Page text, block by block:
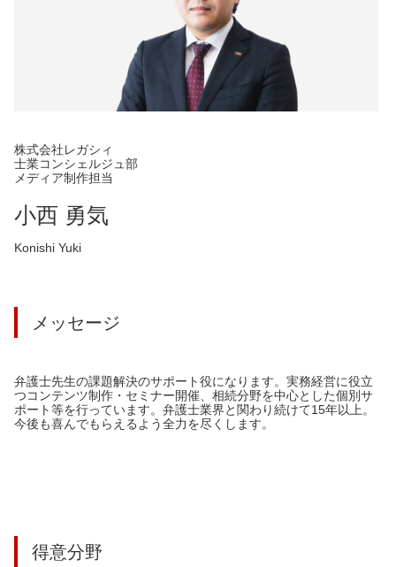
株式会社レガシィ
士業コンシェルジュ部
メディア制作担当
小西 勇気
Konishi Yuki
メッセージ
弁護士先生の課題解決のサポート役になります。実務経営に役立
つコンテンツ制作・セミナー開催、相続分野を中心とした個別サ
ポート等を行っています。弁護士業界と関わり続けて15年以上。
今後も喜んでもらえるよう全力を尽くします。
得意分野